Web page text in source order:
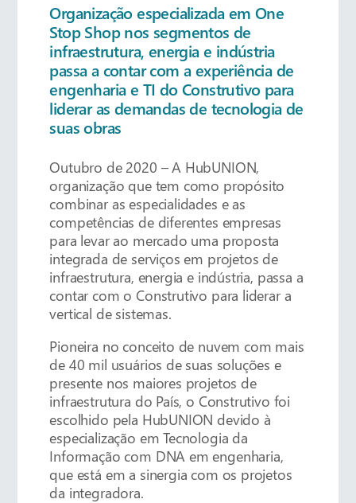
Organização especializada em One
Stop Shop nos segmentos de
infraestrutura, energia e indústria
passa a contar com a experiência de
engenharia e TI do Construtivo para
liderar as demandas de tecnologia de
suas obras
Outubro de 2020 – A HubUNION,
organização que tem como propósito
combinar as especialidades e as
competências de diferentes empresas
para levar ao mercado uma proposta
integrada de serviços em projetos de
infraestrutura, energia e indústria, passa a
contar com o Construtivo para liderar a
vertical de sistemas.
Pioneira no conceito de nuvem com mais
de 40 mil usuários de suas soluções e
presente nos maiores projetos de
infraestrutura do País, o Construtivo foi
escolhido pela HubUNION devido à
especialização em Tecnologia da
Informação com DNA em engenharia,
que está em a sinergia com os projetos
da integradora.